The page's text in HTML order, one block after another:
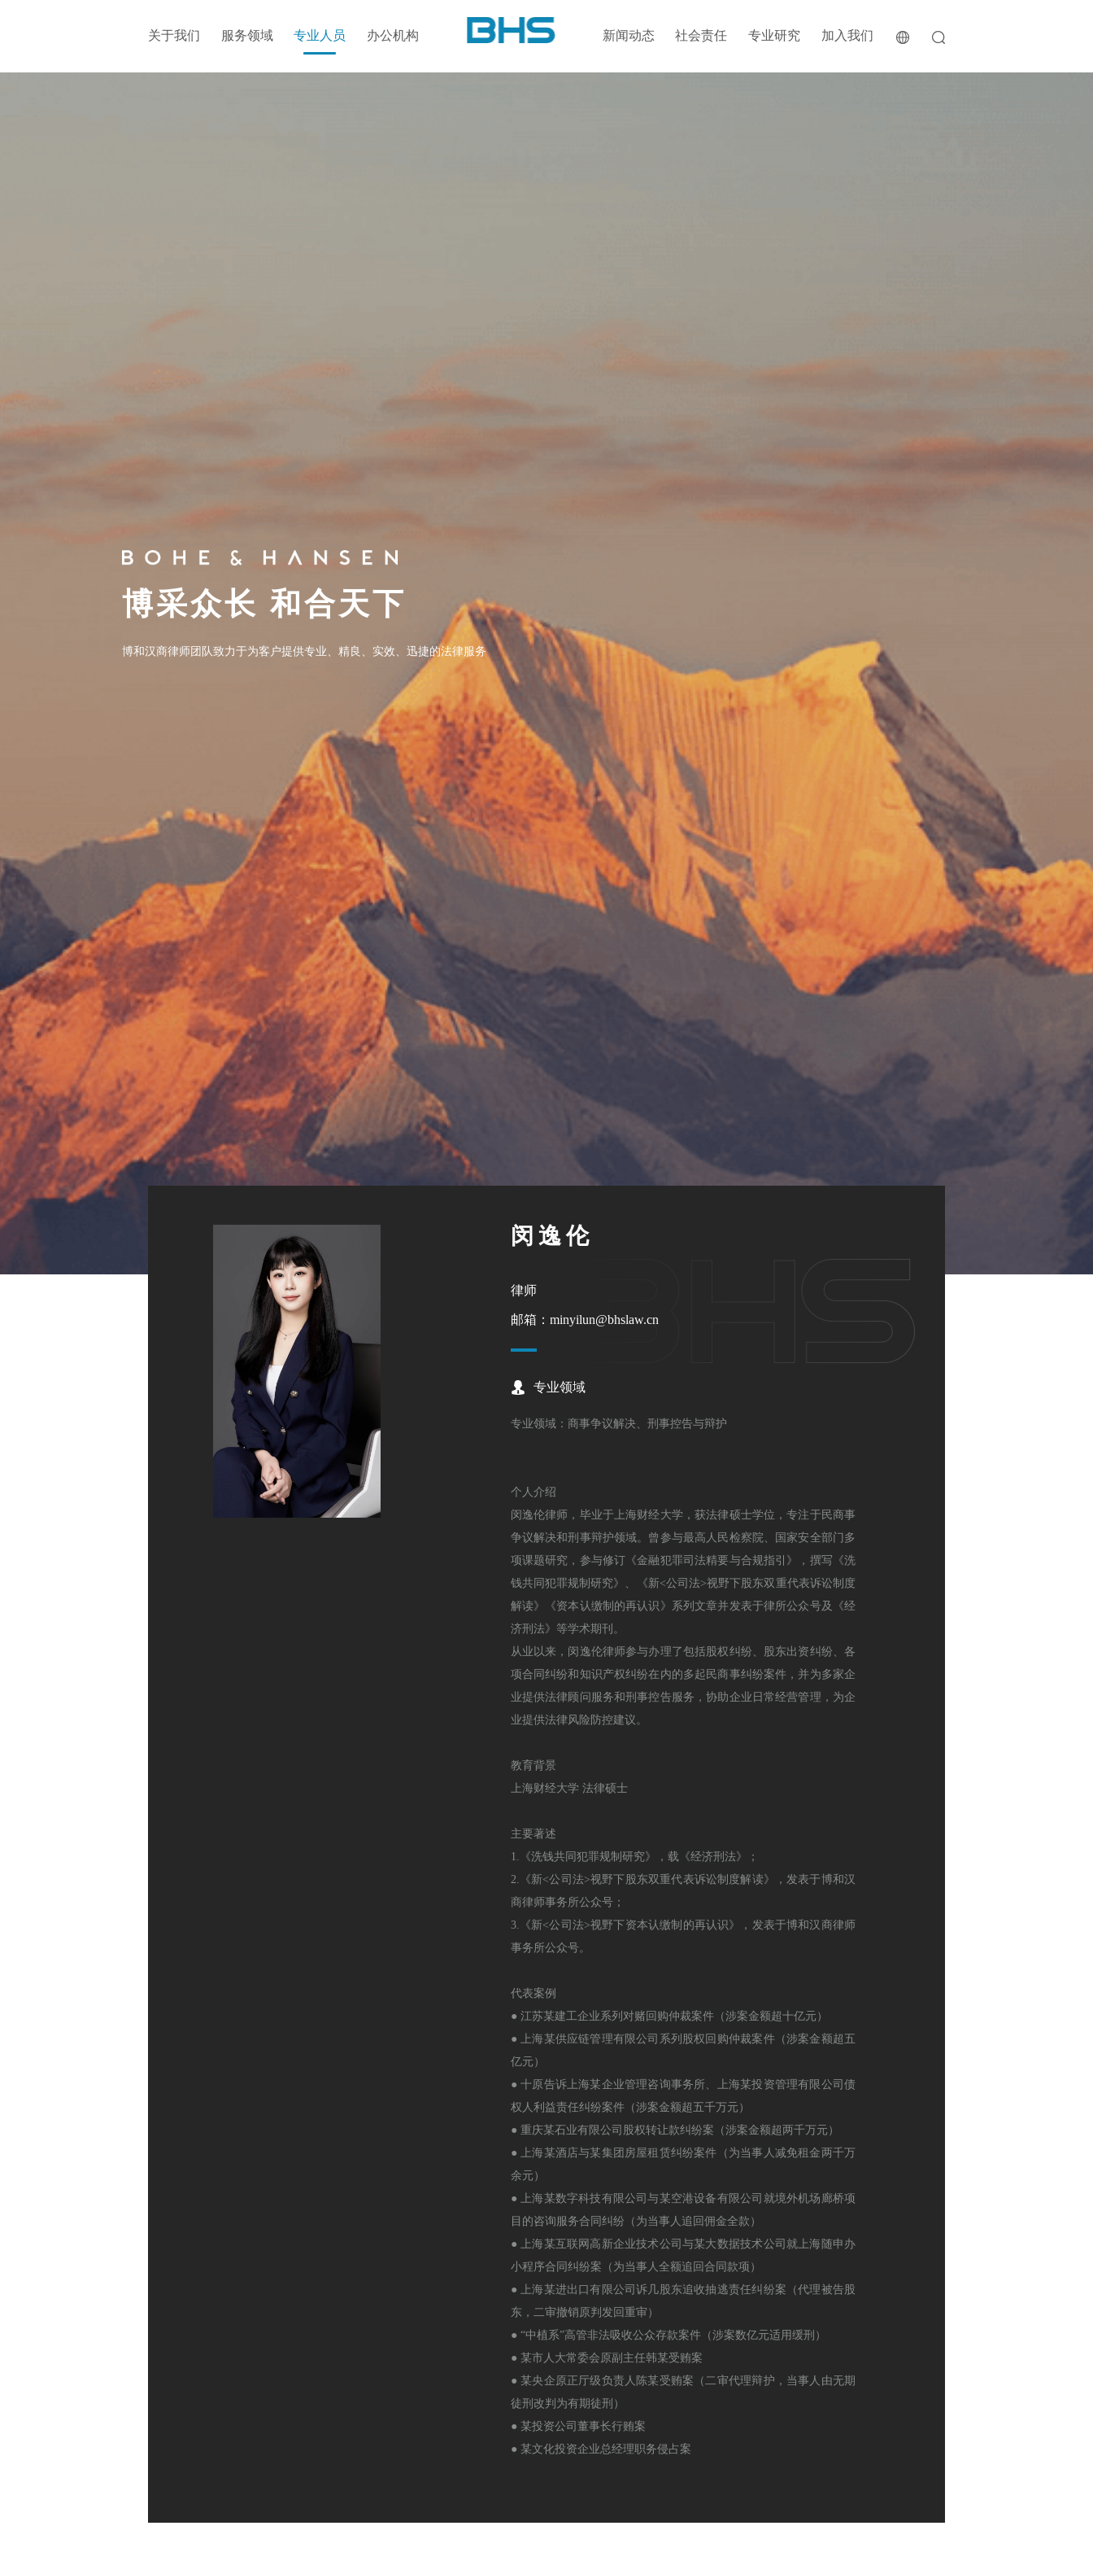
关于我们 服务领域 专业人员 办公机构 新闻动态 社会责任 专业研究 加入我们
博采众长 和合天下
博和汉商律师团队致力于为客户提供专业、精良、实效、迅捷的法律服务
博采众长 和合天下
博和汉商律师团队致力于为客户提供专业、精良、实效、迅捷的法律服务
闵逸伦
律师
邮箱：minyilun@bhslaw.cn
专业领域
专业领域：商事争议解决、刑事控告与辩护
个人介绍
闵逸伦律师，毕业于上海财经大学，获法律硕士学位，专注于民商事
争议解决和刑事辩护领域。曾参与最高人民检察院、国家安全部门多
项课题研究，参与修订《金融犯罪司法精要与合规指引》，撰写《洗
钱共同犯罪规制研究》、《新<公司法>视野下股东双重代表诉讼制度
解读》《资本认缴制的再认识》系列文章并发表于律所公众号及《经
济刑法》等学术期刊。
从业以来，闵逸伦律师参与办理了包括股权纠纷、股东出资纠纷、各
项合同纠纷和知识产权纠纷在内的多起民商事纠纷案件，并为多家企
业提供法律顾问服务和刑事控告服务，协助企业日常经营管理，为企
业提供法律风险防控建议。
教育背景
上海财经大学 法律硕士
主要著述
1.《洗钱共同犯罪规制研究》，载《经济刑法》；
2.《新<公司法>视野下股东双重代表诉讼制度解读》，发表于博和汉
商律师事务所公众号；
3.《新<公司法>视野下资本认缴制的再认识》，发表于博和汉商律师
事务所公众号。
代表案例
● 江苏某建工企业系列对赌回购仲裁案件（涉案金额超十亿元）
● 上海某供应链管理有限公司系列股权回购仲裁案件（涉案金额超五
亿元）
● 十原告诉上海某企业管理咨询事务所、上海某投资管理有限公司债
权人利益责任纠纷案件（涉案金额超五千万元）
● 重庆某石业有限公司股权转让款纠纷案（涉案金额超两千万元）
● 上海某酒店与某集团房屋租赁纠纷案件（为当事人减免租金两千万
余元）
● 上海某数字科技有限公司与某空港设备有限公司就境外机场廊桥项
目的咨询服务合同纠纷（为当事人追回佣金全款）
● 上海某互联网高新企业技术公司与某大数据技术公司就上海随申办
小程序合同纠纷案（为当事人全额追回合同款项）
● 上海某进出口有限公司诉几股东追收抽逃责任纠纷案（代理被告股
东，二审撤销原判发回重审）
● “中植系”高管非法吸收公众存款案件（涉案数亿元适用缓刑）
● 某市人大常委会原副主任韩某受贿案
● 某央企原正厅级负责人陈某受贿案（二审代理辩护，当事人由无期
徒刑改判为有期徒刑）
● 某投资公司董事长行贿案
● 某文化投资企业总经理职务侵占案